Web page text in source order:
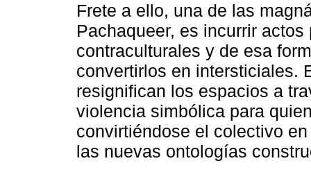
Frete a ello, una de las
Pachaqueer, es incurrir
contraculturales y de esa
convertirlos en intersticiales.
resignifican los espacios a
violencia simbólica para
convirtiéndose el colectivo
las nuevas ontologías